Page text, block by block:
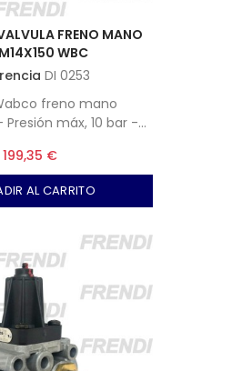
FRENO MANO
WBC
DI 0253
freno mano
Presión máx, 10 bar -
2xM6
199,35 €
AL CARRITO